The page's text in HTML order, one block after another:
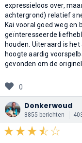
expressieloos over,
achtergrond) relatief
Kai vooral goed weg en
geïnteresseerde
houden. Uiteraard is
hoogte aardig
gevonden om de
0
Donkerwoud
8855 berichten